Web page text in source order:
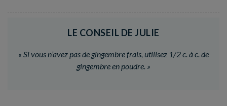
LE CONSEIL DE JULIE
« Si vous n’avez pas de gingembre frais, utilisez 1/2 c. à c. de
gingembre en poudre. »